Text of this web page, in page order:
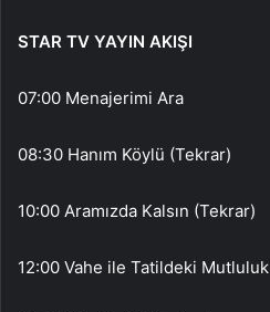
STAR TV YAYIN AKIŞI
07:00 Menajerimi Ara
08:30 Hanım Köylü (Tekrar)
10:00 Aramızda Kalsın (Tekrar)
12:00 Vahe ile Tatildeki Mutluluk